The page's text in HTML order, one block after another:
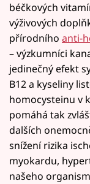
béčkových
výživových
přírodního anti-
– výzkumníci
jedinečný efekt
B12 a kyseliny
homocysteinu v
pomáhá tak
dalších
snížení rizika
myokardu,
našeho